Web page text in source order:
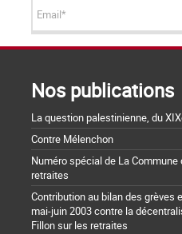
Nos publications
La question palestinienne, du
Contre Mélenchon
Numéro spécial de La
retraites
Contribution au bilan des grèves
mai-juin 2003 contre la
Fillon sur les retraites